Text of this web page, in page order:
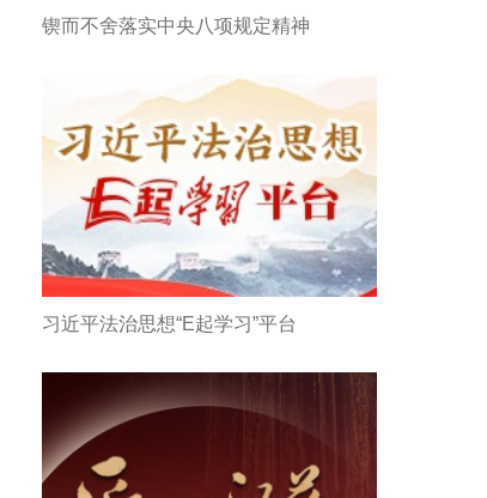
锲而不舍落实中央八项规定精神
习近平法治思想“E起学习”平台